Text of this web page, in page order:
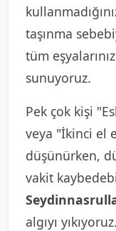
taşınma
tüm
sunuyoruz.
Pek çok kişi
veya "İkinci el
düşünürken,
vakit
algıyı